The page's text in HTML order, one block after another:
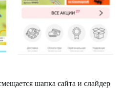
шапка сайта и слайдер